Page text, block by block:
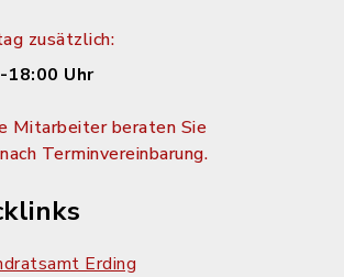
zusätzlich:
18:00 Uhr
Mitarbeiter beraten Sie
Terminvereinbarung.
Erding